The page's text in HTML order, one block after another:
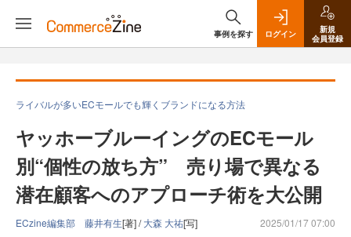
事例を探す ログイン
新規
会員登録
ライバルが多いECモールでも輝くブランドになる方法
ヤッホーブルーイングのECモール
別“個性の放ち方” 売り場で異なる
潜在顧客へのアプローチ術を大公開
ECzine編集部 藤井有生[著] /大森 大祐[写] 2025/01/17 07:00